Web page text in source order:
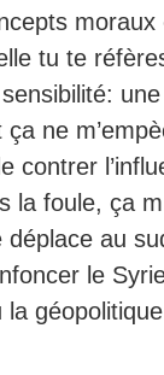
tu te
ne
contrer
la foule, ça
au
le